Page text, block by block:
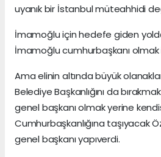
uyanık bir İstanbul müteahhidi
İmamoğlu için hedefe giden
İmamoğlu cumhurbaşkanı
Ama elinin altında büyük
Belediye Başkanlığını da
genel başkanı olmak yerine
Cumhurbaşkanlığına taşıyacak
genel başkanı yapıverdi.